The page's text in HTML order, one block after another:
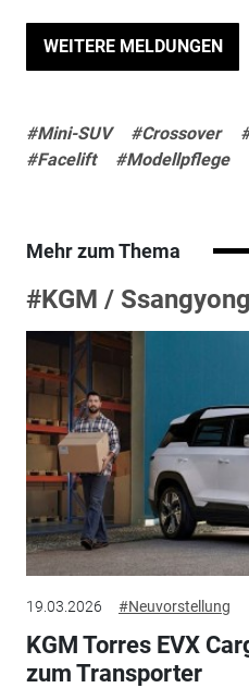
WEITERE MELDUNGEN
#Mini-SUV #Crossover
#Facelift
#Modellpflege
Mehr zum Thema
#KGM / Ssangyong
19.03.2026 #Neuvorstellung
KGM Torres EVX
zum Transporter